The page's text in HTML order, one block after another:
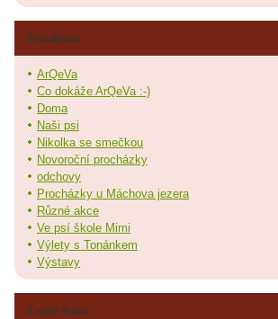
Fotoalbum
ArQeVa
Co dokáže ArQeVa :-)
Doma
Naši psi
Nikolka se smečkou
Novoroční procházky
odchovy
Procházky u Máchova jezera
Různé akce
Ve psí škole Mimi
Výlety s Tonánkem
Výstavy
Letzte Fotos